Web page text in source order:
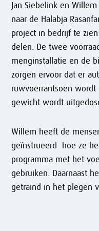
Jan Siebelink en
naar de Halabja
project in bedrijf te
delen. De twee
menginstallatie en de
zorgen ervoor dat er
ruwvoerrantsoen
gewicht wordt
Willem heeft de
geïnstrueerd hoe ze
programma met het
gebruiken. Daarnaast
getraind in het plegen